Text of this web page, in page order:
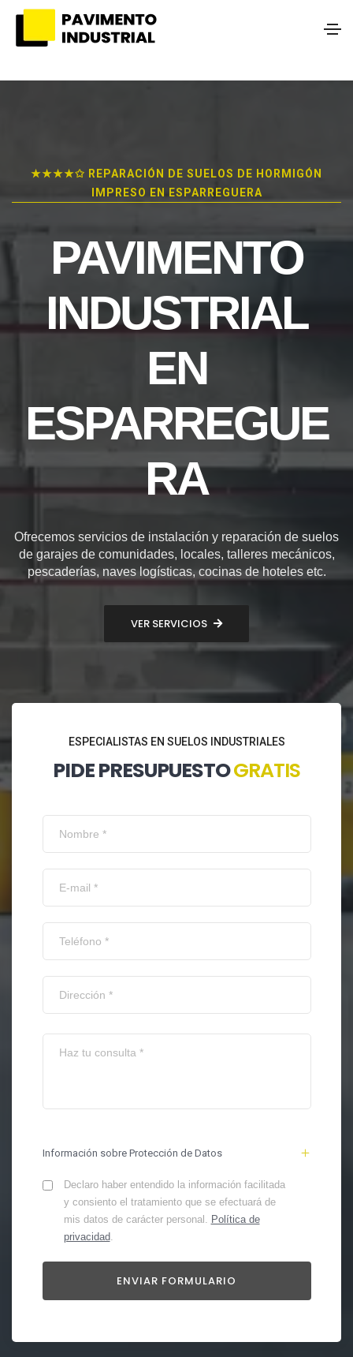
★★★★✩ REPARACIÓN DE SUELOS DE HORMIGÓN
IMPRESO EN ESPARREGUERA
PAVIMENTO
INDUSTRIAL
EN
ESPARREGUE
RA
Ofrecemos servicios de instalación y reparación de suelos
de garajes de comunidades, locales, talleres mecánicos,
pescaderías, naves logísticas, cocinas de hoteles etc.
VER SERVICIOS
ESPECIALISTAS EN SUELOS INDUSTRIALES
PIDE PRESUPUESTOGRATIS
Información sobre Protección de Datos
Declaro haber entendido la información facilitada
y consiento el tratamiento que se efectuará de
mis datos de carácter personal. Política de
privacidad.